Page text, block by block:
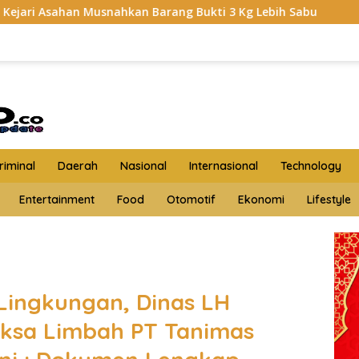
Barang Bukti 3 Kg Lebih Sabu HKTI Asahan
Daerah Nasional Internasional Technology
Entertainment Food Otomotif Ekonomi Lifestyle
Dinas LH
Limbah PT Tanimas